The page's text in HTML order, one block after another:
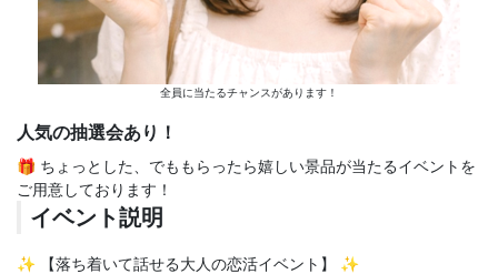
全員に当たるチャンスがあります！
人気の抽選会あり！
🎁 ちょっとした、でももらったら嬉しい景品が当たるイベントを
ご用意しております！
イベント説明
✨ 【落ち着いて話せる大人の恋活イベント】 ✨